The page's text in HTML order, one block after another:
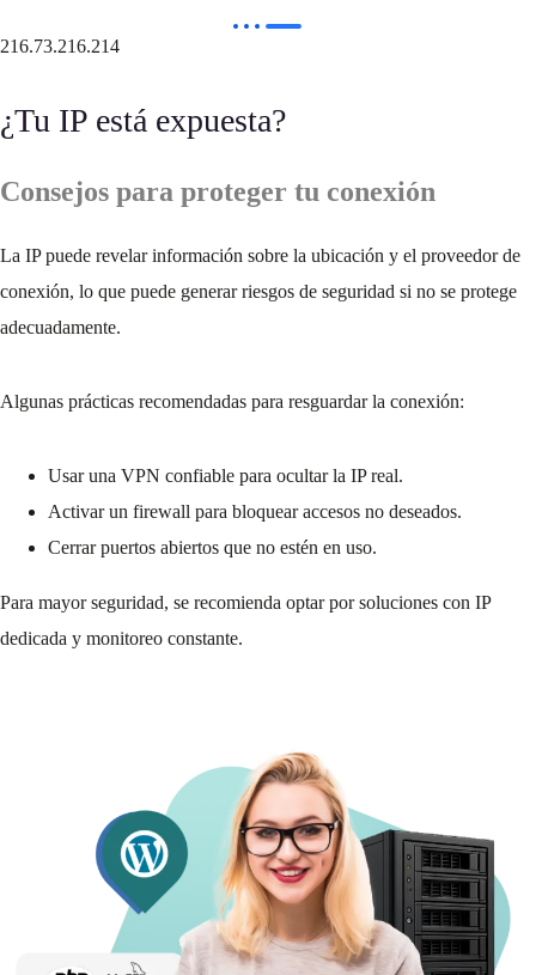
216.73.216.214
¿Tu IP está expuesta?
Consejos para proteger tu conexión
La IP puede revelar información sobre la ubicación y el proveedor de
conexión, lo que puede generar riesgos de seguridad si no se protege
adecuadamente.
Algunas prácticas recomendadas para resguardar la conexión:
Usar una VPN confiable para ocultar la IP real.
Activar un firewall para bloquear accesos no deseados.
Cerrar puertos abiertos que no estén en uso.
Para mayor seguridad, se recomienda optar por soluciones con IP
dedicada y monitoreo constante.